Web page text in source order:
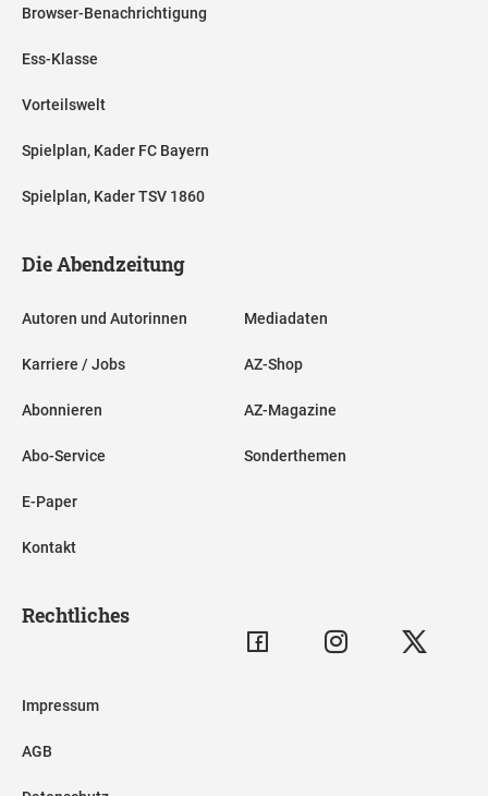
Browser-Benachrichtigung
Ess-Klasse
Vorteilswelt
Spielplan, Kader FC Bayern
Spielplan, Kader TSV 1860
Die Abendzeitung
Autoren und Autorinnen
Karriere / Jobs
Abonnieren
Abo-Service
E-Paper
Kontakt
Mediadaten
AZ-Shop
AZ-Magazine
Sonderthemen
Rechtliches
Impressum
AGB